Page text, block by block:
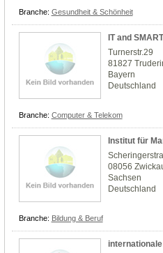
Branche: Gesundheit & Schönheit
IT and SMART
Turnerstr.29
81827
Bayern
Deutschland
Branche: Computer & Telekom
Institut für
08056
Sachsen
Deutschland
Branche: Bildung & Beruf